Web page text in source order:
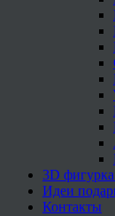
3D фигурка
Идеи
Контакты